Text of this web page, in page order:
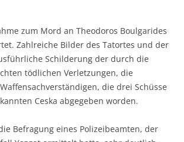
zum Mord an Theodoros Boulgarides
Zahlreiche Bilder des Tatortes und der
Schilderung der durch die
tödlichen Verletzungen, die
die drei Schüsse
Ceska abgegeben worden.
Befragung eines Polizeibeamten, der